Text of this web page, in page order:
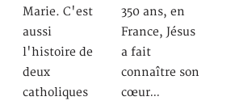
Marie. C'est
aussi
l'histoire de
deux
catholiques
350 ans, en
France, Jésus
a fait
connaître son
cœur…